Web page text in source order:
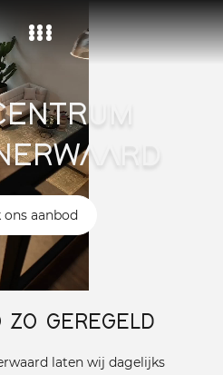
ons
ons aanbod
ZO GEREGELD
laten wij dagelijks